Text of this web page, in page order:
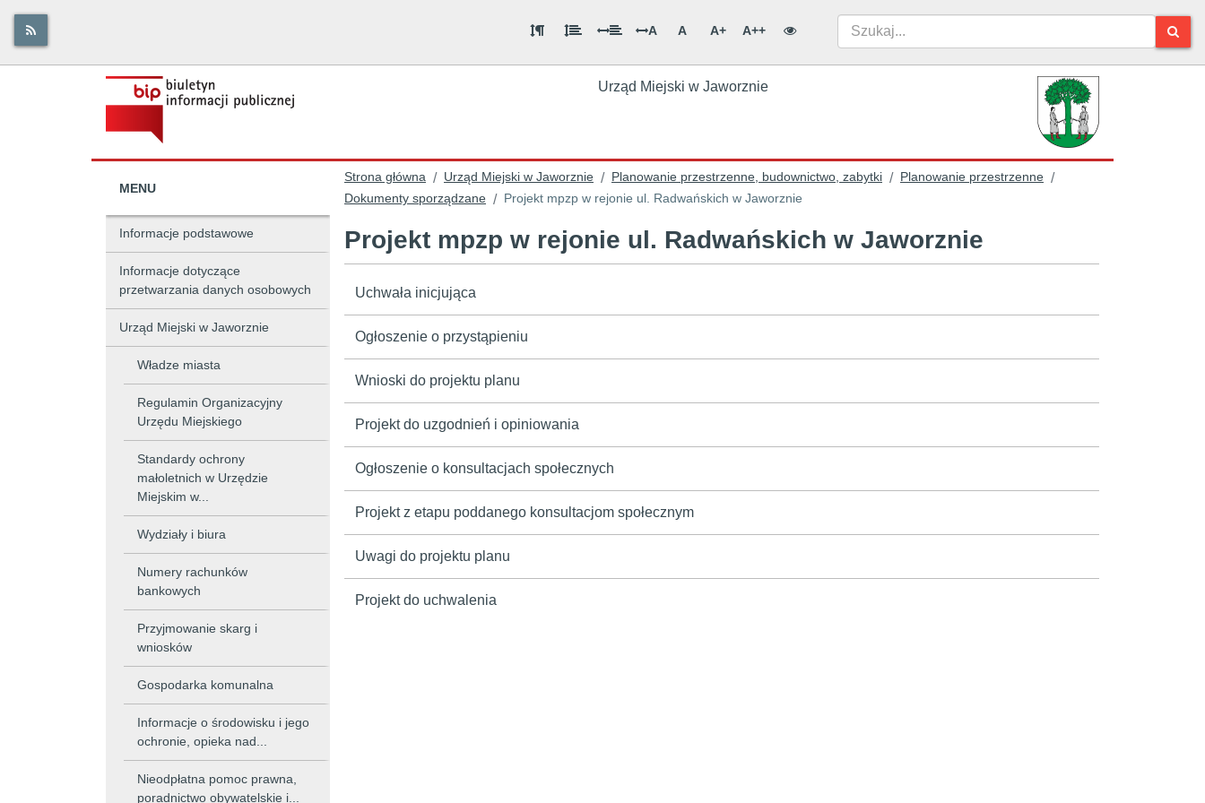
A A A+ A++
Urząd Miejski w Jaworznie
MENU
Informacje podstawowe
Informacje dotyczące
przetwarzania danych osobowych
Urząd Miejski w Jaworznie
Władze miasta
Regulamin Organizacyjny
Urzędu Miejskiego
Standardy ochrony
małoletnich w Urzędzie
Miejskim w...
Wydziały i biura
Numery rachunków
bankowych
Przyjmowanie skarg i
wniosków
Gospodarka komunalna
Informacje o środowisku i jego
ochronie, opieka nad...
Nieodpłatna pomoc prawna,
poradnictwo obywatelskie i...
Strona główna / Urząd Miejski w Jaworznie / Planowanie przestrzenne, budownictwo, zabytki / Planowanie przestrzenne /
Dokumenty sporządzane / Projekt mpzp w rejonie ul. Radwańskich w Jaworznie
Projekt mpzp w rejonie ul. Radwańskich w Jaworznie
Uchwała inicjująca
Ogłoszenie o przystąpieniu
Wnioski do projektu planu
Projekt do uzgodnień i opiniowania
Ogłoszenie o konsultacjach społecznych
Projekt z etapu poddanego konsultacjom społecznym
Uwagi do projektu planu
Projekt do uchwalenia